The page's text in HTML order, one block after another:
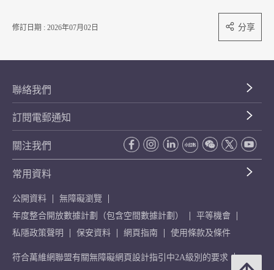
修訂日期 : 2026年07月02日 分享
聯絡我們
訂閱電郵通知
關注我們
常用資料
公開資料
無障礙瀏覽
年度整合開放數據計劃（包含空間數據計劃）
平等機會
私隱政策聲明
保安資料 網頁指南 使用條款及條件
符合萬維網聯盟有關無障礙網頁設計指引中2A級別的要求